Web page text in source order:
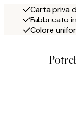
Carta priva
Fabbricato
Colore